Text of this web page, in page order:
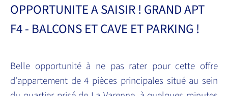
OPPORTUNITE A SAISIR ! GRAND APT
F4 - BALCONS ET CAVE ET PARKING !
Belle opportunité à ne pas rater pour cette offre
d'appartement de 4 pièces principales situé au sein